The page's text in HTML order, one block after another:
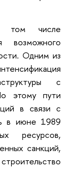
том числе
возможного
Одним из
с
этому пути
в связи с
в июне 1989
ресурсов,
санкций,